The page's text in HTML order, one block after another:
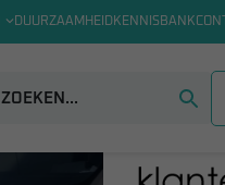
DUURZAAMHEIDKENNISBANK